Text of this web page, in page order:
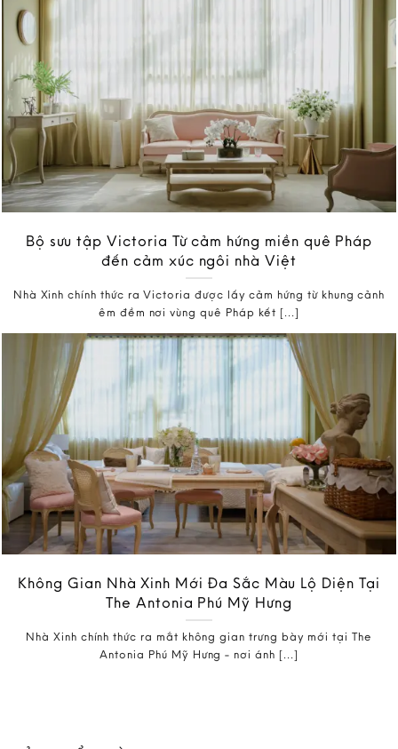
Bộ sưu tập Victoria Từ cảm hứng miền quê Pháp
đến cảm xúc ngôi nhà Việt
Nhà Xinh chính thức ra Victoria được lấy cảm hứng từ khung cảnh
êm đềm nơi vùng quê Pháp kết [...]
Không Gian Nhà Xinh Mới Đa Sắc Màu Lộ Diện Tại
The Antonia Phú Mỹ Hưng
Nhà Xinh chính thức ra mắt không gian trưng bày mới tại The
Antonia Phú Mỹ Hưng - nơi ánh [...]